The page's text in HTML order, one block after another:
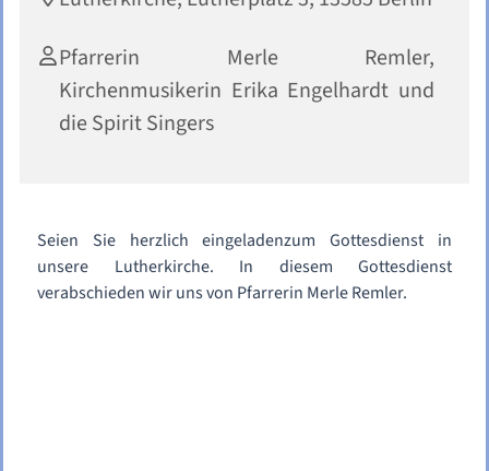
Pfarrerin Merle Remler,
Kirchenmusikerin Erika Engelhardt und
die Spirit Singers
Seien Sie herzlich eingeladenzum Gottesdienst in
unsere Lutherkirche. In diesem Gottesdienst
verabschieden wir uns von Pfarrerin Merle Remler.